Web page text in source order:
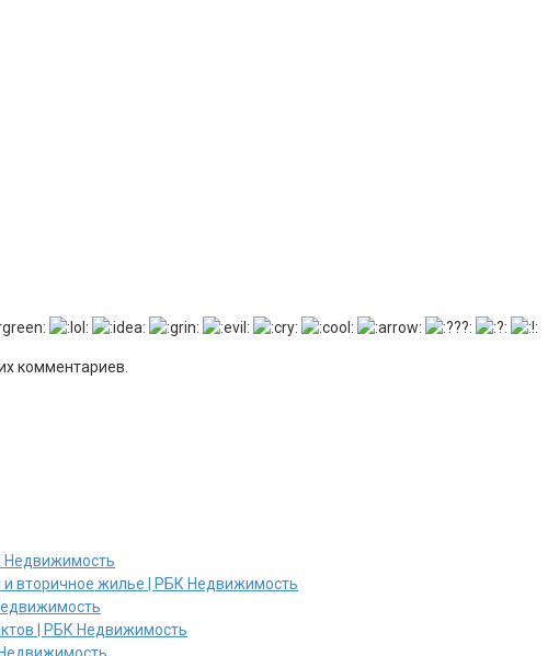
комментариев.
Недвижимость
и вторичное жилье | РБК Недвижимость
| РБК Недвижимость